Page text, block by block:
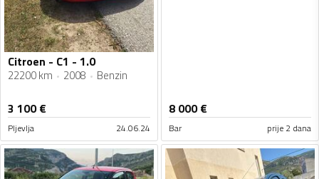
Citroen - C1 - 1.0
22200 km 2008 Benzin
3 100€
Pljevlja 24.06.24
8 000€
Bar prije 2 dana